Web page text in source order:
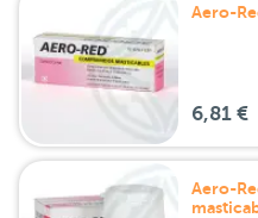
Aero-
6,81 €
Aero-